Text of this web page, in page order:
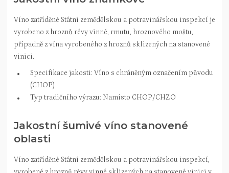
Víno zatříděné Státní zemědělskou a potravinářskou inspekcí je
vyrobeno z hroznů révy vinné, rmutu, hroznového moštu,
případně z vína vyrobeného z hroznů sklizených na stanovené
vinici.
Specifikace jakosti: Víno s chráněným označením původu
(CHOP)
Typ tradičního výrazu: Namísto CHOP/CHZO
Jakostní šumivé víno stanovené
oblasti
Víno zatříděné Státní zemědělskou a potravinářskou inspekcí,